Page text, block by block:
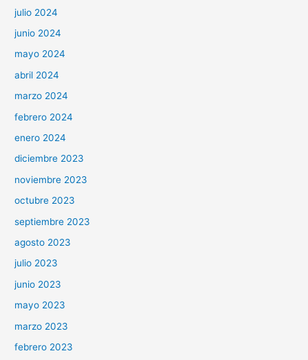
julio 2024
junio 2024
mayo 2024
abril 2024
marzo 2024
febrero 2024
enero 2024
diciembre 2023
noviembre 2023
octubre 2023
septiembre 2023
agosto 2023
julio 2023
junio 2023
mayo 2023
marzo 2023
febrero 2023